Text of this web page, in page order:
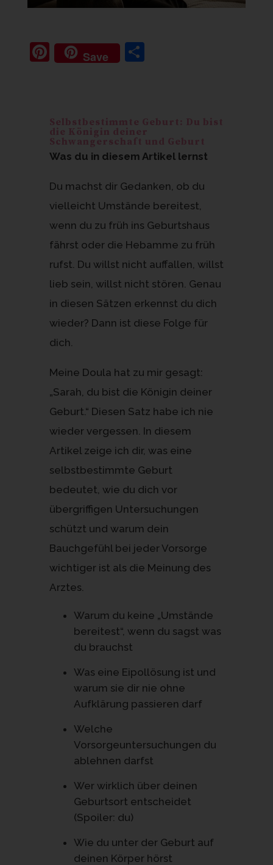
Pi
st
Save
Selbstbestimmte Geburt: Du bist
die Königin deiner
Schwangerschaft und Geburt
Was du in diesem Artikel lernst
Du machst dir Gedanken, ob du
vielleicht Umstände bereitest,
wenn du zu früh ins Geburtshaus
fährst oder die Hebamme zu früh
rufst. Du willst nicht auffallen, willst
lieb sein, willst nicht stören. Genau
in diesen Sätzen erkennst du dich
wieder? Dann ist diese Folge für
dich.
Meine Doula hat zu mir gesagt:
„Sarah, du bist die Königin deiner
Geburt.“ Diesen Satz habe ich nie
wieder vergessen. In diesem
Artikel zeige ich dir, was eine
selbstbestimmte Geburt
bedeutet, wie du dich vor
übergriffigen Untersuchungen
schützt und warum dein
Bauchgefühl bei jeder Vorsorge
wichtiger ist als die Meinung des
Arztes.
Warum du keine „Umstände
bereitest“, wenn du sagst was
du brauchst
Was eine Eipollösung ist und
warum sie dir nie ohne
Aufklärung passieren darf
Welche
Vorsorgeuntersuchungen du
ablehnen darfst
Wer wirklich über deinen
Geburtsort entscheidet
(Spoiler: du)
Wie du unter der Geburt auf
deinen Körper hörst